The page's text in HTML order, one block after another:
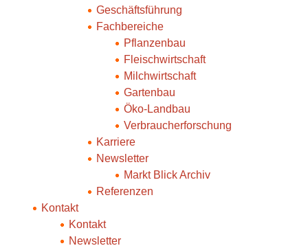
Geschäftsführung
Fachbereiche
Pflanzenbau
Fleischwirtschaft
Milchwirtschaft
Gartenbau
Öko-Landbau
Verbraucherforschung
Karriere
Newsletter
Markt Blick Archiv
Referenzen
Kontakt
Kontakt
Newsletter